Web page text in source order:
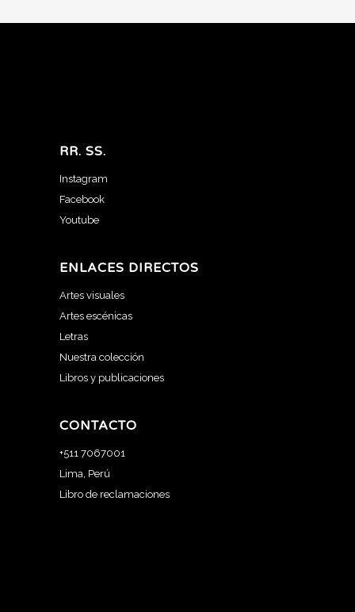
RR. SS.
Instagram
Facebook
Youtube
ENLACES DIRECTOS
Artes visuales
Artes escénicas
Letras
Nuestra colección
Libros y publicaciones
CONTACTO
+511 7067001
Lima, Perú
Libro de reclamaciones